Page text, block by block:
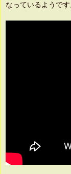
なっているようです